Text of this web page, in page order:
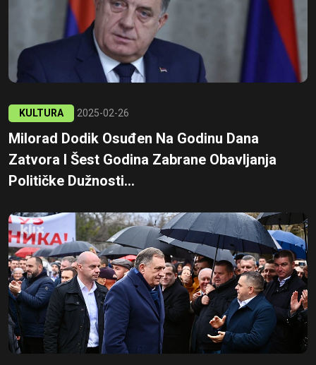
KULTURA 2025-02-26
Milorad Dodik Osuđen Na Godinu Dana
Zatvora I Šest Godina Zabrane Obavljanja
Političke Dužnosti...